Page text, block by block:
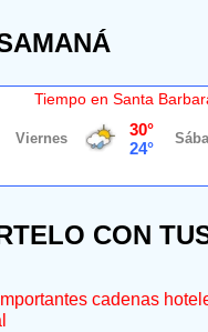
Tiempo en Santa
CON
cadenas